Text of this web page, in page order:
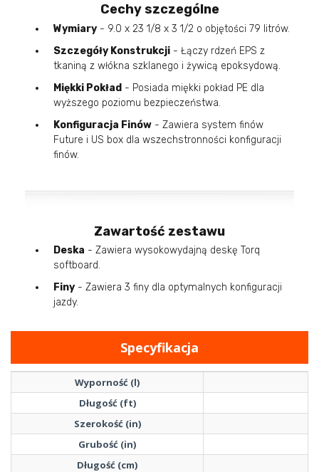
Cechy szczególne
Wymiary - 9.0 x 23 1/8 x 3 1/2 o objętości 79 litrów.
Szczegóły Konstrukcji - Łączy rdzeń EPS z
tkaniną z włókna szklanego i żywicą epoksydową.
Miękki Pokład - Posiada miękki pokład PE dla
wyższego poziomu bezpieczeństwa.
Konfiguracja Finów - Zawiera system finów
Future i US box dla wszechstronności konfiguracji
finów.
Zawartość zestawu
Deska - Zawiera wysokowydajną deskę Torq
softboard.
Finy - Zawiera 3 finy dla optymalnych konfiguracji
jazdy.
Specyfikacja
Wyporność (l)
Długość (ft)
Szerokość (in)
Grubość (in)
Długość (cm)